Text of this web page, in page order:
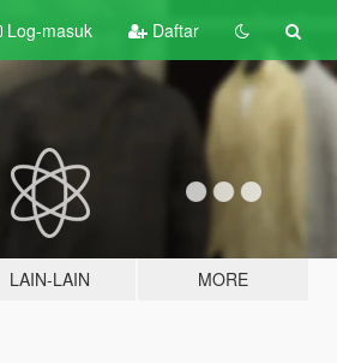
Log-masuk Daftar
LAIN-LAIN MORE